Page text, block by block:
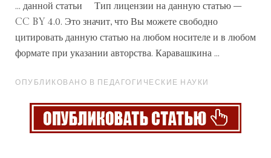
... данной статьи Тип лицензии на данную статью –
CC BY 4.0. Это значит, что Вы можете свободно
цитировать данную статью на любом носителе и в любом
формате при указании авторства. Каравашкина ...
ОПУБЛИКОВАНО В ПЕДАГОГИЧЕСКИЕ НАУКИ